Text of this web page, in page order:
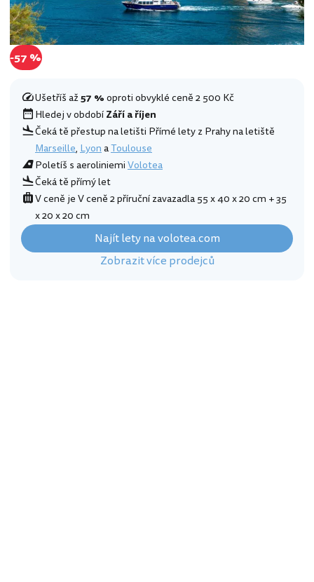
-57 %
Ušetříš až57 %oproti obvyklé ceně 2 500 Kč
Hledej v obdobíZáří a říjen
Čeká tě přestup na letišti Přímé lety z Prahy na letiště
Marseille, LyonaToulouse
Poletíš s aeroliniemiVolotea
Čeká tě přímý let
V ceně je V ceně 2 příruční zavazadla 55 x 40 x 20 cm + 35
x 20 x 20 cm
Najít lety na volotea.com
Zobrazit více prodejců